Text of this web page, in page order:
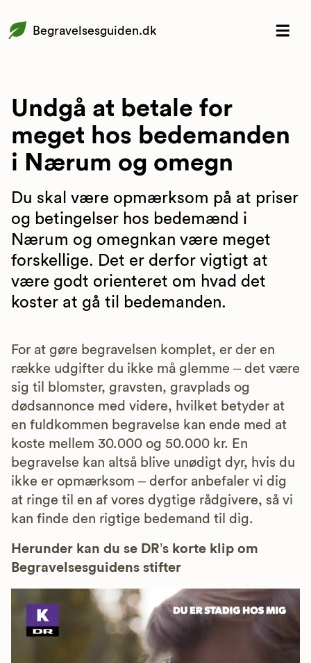
Begravelsesguiden.dk
Undgå at betale for
meget hos bedemanden
i Nærum og omegn
Du skal være opmærksom på at priser
og betingelser hos bedemænd i
Nærum og omegnkan være meget
forskellige. Det er derfor vigtigt at
være godt orienteret om hvad det
koster at gå til bedemanden.
For at gøre begravelsen komplet, er der en
række udgifter du ikke må glemme – det være
sig til blomster, gravsten, gravplads og
dødsannonce med videre, hvilket betyder at
en fuldkommen begravelse kan ende med at
koste mellem 30.000 og 50.000 kr. En
begravelse kan altså blive unødigt dyr, hvis du
ikke er opmærksom – derfor anbefaler vi dig
at ringe til en af vores dygtige rådgivere, så vi
kan finde den rigtige bedemand til dig.
Herunder kan du se DR’s korte klip om
Begravelsesguidens stifter